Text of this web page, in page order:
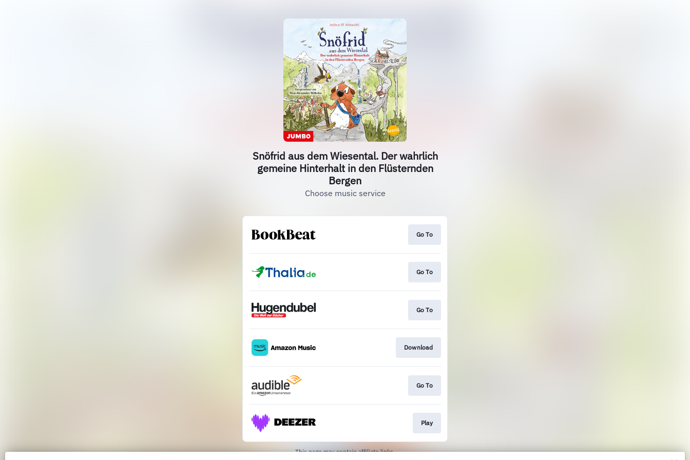
Snöfrid aus dem Wiesental. Der wahrlich
gemeine Hinterhalt in den Flüsternden
Bergen
Choose music service
Go To
Go To
Go To
Download
Go To
Play
This page may contain affiliate links.